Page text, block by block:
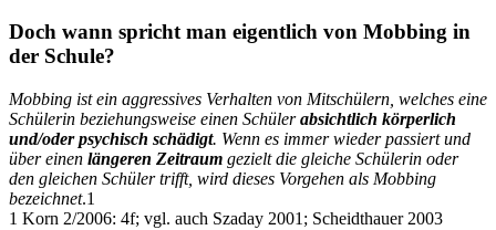
Doch wann spricht man eigentlich von Mobbing in
der Schule?
Mobbing ist ein aggressives Verhalten von Mitschülern, welches eine
Schülerin beziehungsweise einen Schülerabsichtlich körperlich
und/oder psychisch schädigt. Wenn es immer wieder passiert und
über einen längeren Zeitraum gezielt die gleiche Schülerin oder
den gleichen Schüler trifft, wird dieses Vorgehen als Mobbing
bezeichnet.1
1 Korn 2/2006: 4f; vgl. auch Szaday 2001; Scheidthauer 2003